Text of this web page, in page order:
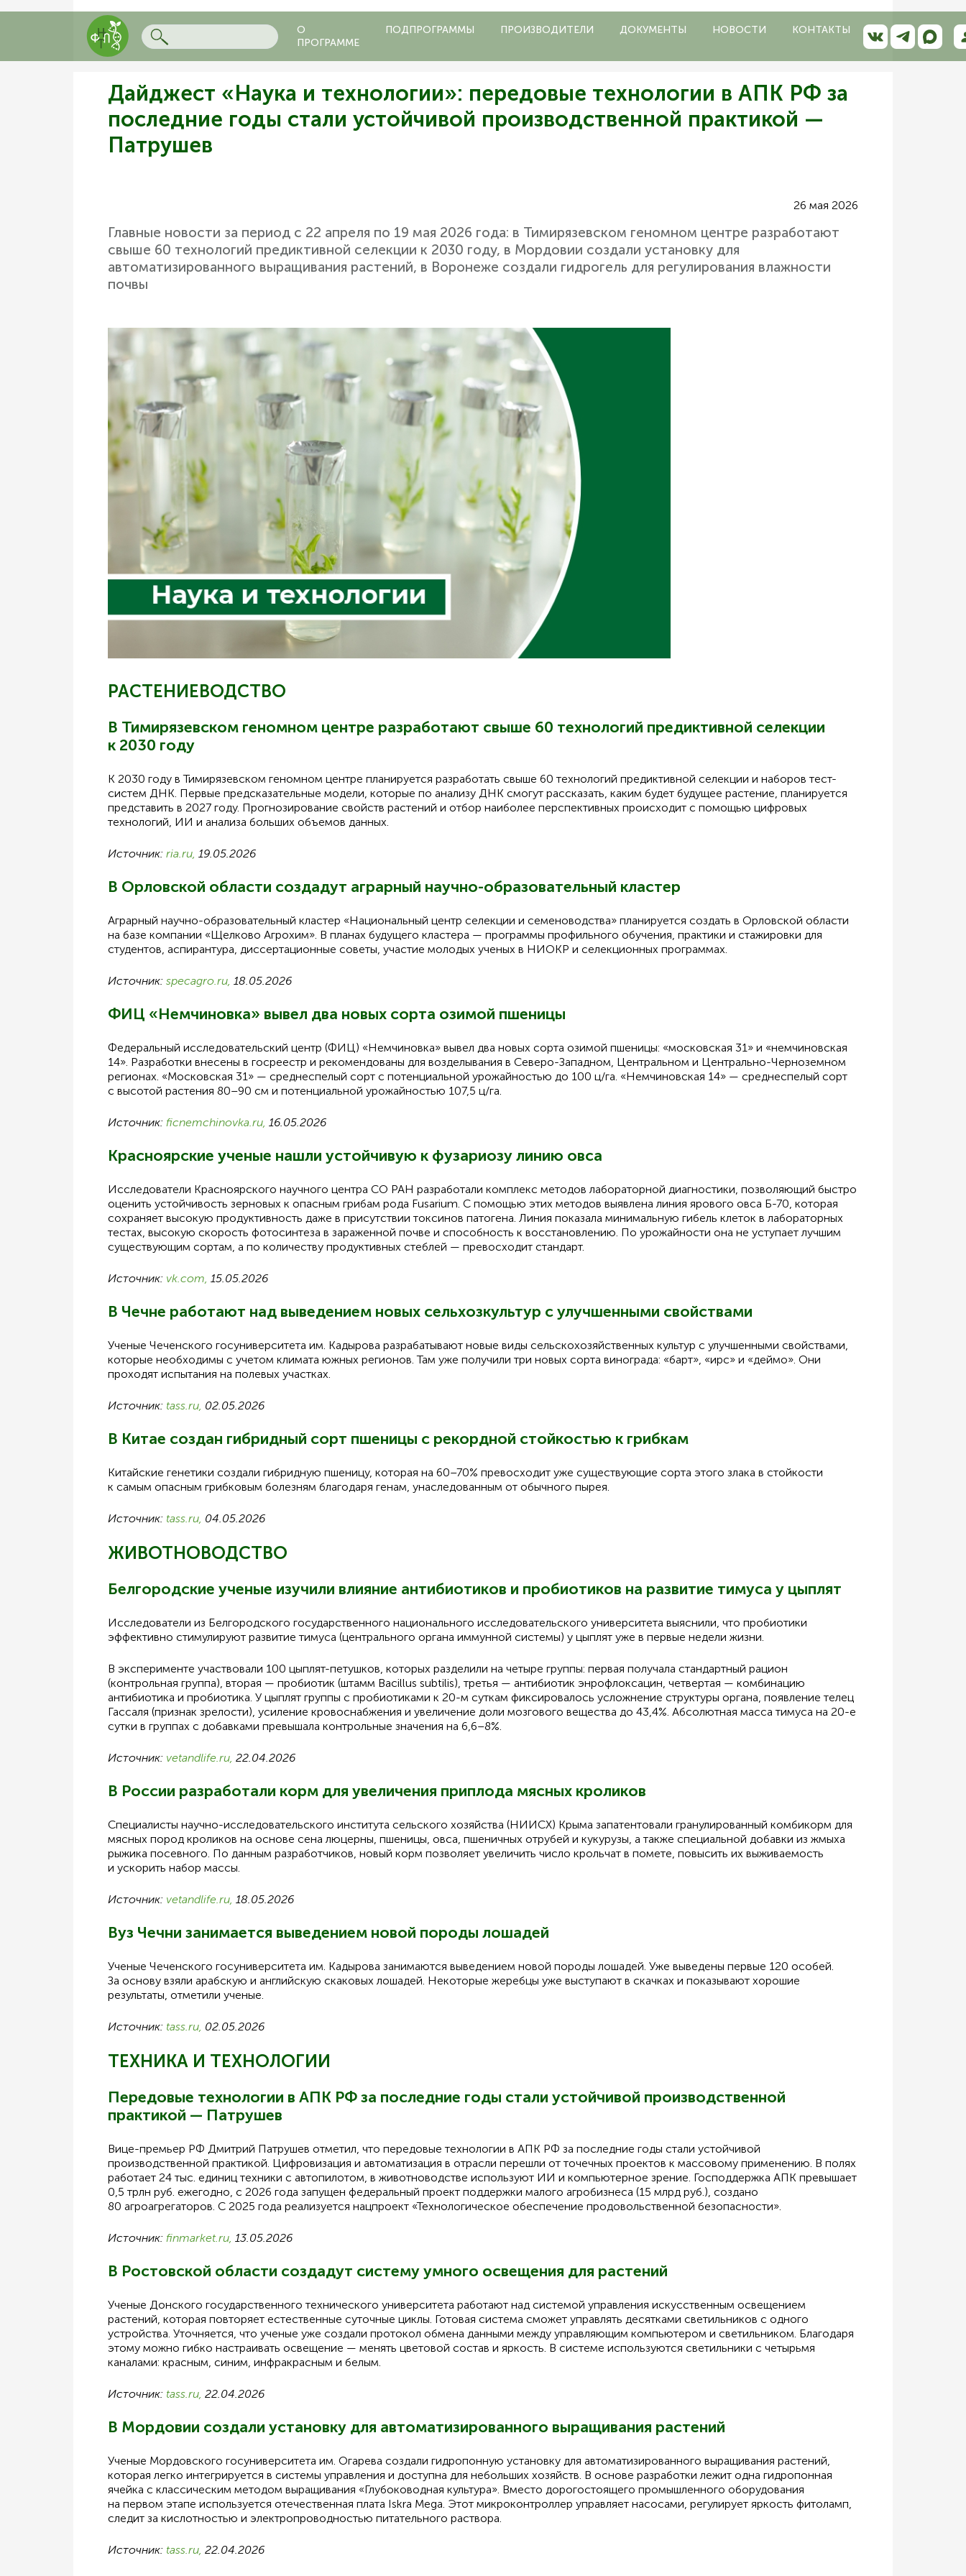
О
ПРОГРАММЕ
ПОДПРОГРАММЫ ПРОИЗВОДИТЕЛИ ДОКУМЕНТЫ НОВОСТИ КОНТАКТЫ
Дайджест «Наука и технологии»: передовые технологии в АПК РФ за
последние годы стали устойчивой производственной практикой —
Патрушев
26 мая 2026
Главные новости за период с 22 апреля по 19 мая 2026 года: в Тимирязевском геномном центре разработают
свыше 60 технологий предиктивной селекции к 2030 году, в Мордовии создали установку для
автоматизированного выращивания растений, в Воронеже создали гидрогель для регулирования влажности
почвы
РАСТЕНИЕВОДСТВО
В Тимирязевском геномном центре разработают свыше 60 технологий предиктивной селекции
к 2030 году
К 2030 году в Тимирязевском геномном центре планируется разработать свыше 60 технологий предиктивной селекции и наборов тест-
систем ДНК. Первые предсказательные модели, которые по анализу ДНК смогут рассказать, каким будет будущее растение, планируется
представить в 2027 году. Прогнозирование свойств растений и отбор наиболее перспективных происходит с помощью цифровых
технологий, ИИ и анализа больших объемов данных.
Источник: ria.ru, 19.05.2026
В Орловской области создадут аграрный научно-образовательный кластер
Аграрный научно-образовательный кластер «Национальный центр селекции и семеноводства» планируется создать в Орловской области
на базе компании «Щелково Агрохим». В планах будущего кластера — программы профильного обучения, практики и стажировки для
студентов, аспирантура, диссертационные советы, участие молодых ученых в НИОКР и селекционных программах.
Источник: specagro.ru, 18.05.2026
ФИЦ «Немчиновка» вывел два новых сорта озимой пшеницы
Федеральный исследовательский центр (ФИЦ) «Немчиновка» вывел два новых сорта озимой пшеницы: «московская 31» и «немчиновская
14». Разработки внесены в госреестр и рекомендованы для возделывания в Северо-Западном, Центральном и Центрально-Черноземном
регионах. «Московская 31» — среднеспелый сорт с потенциальной урожайностью до 100 ц/га. «Немчиновская 14» — среднеспелый сорт
с высотой растения 80–90 см и потенциальной урожайностью 107,5 ц/га.
Источник: ficnemchinovka.ru, 16.05.2026
Красноярские ученые нашли устойчивую к фузариозу линию овса
Исследователи Красноярского научного центра СО РАН разработали комплекс методов лабораторной диагностики, позволяющий быстро
оценить устойчивость зерновых к опасным грибам рода Fusarium. С помощью этих методов выявлена линия ярового овса Б-70, которая
сохраняет высокую продуктивность даже в присутствии токсинов патогена. Линия показала минимальную гибель клеток в лабораторных
тестах, высокую скорость фотосинтеза в зараженной почве и способность к восстановлению. По урожайности она не уступает лучшим
существующим сортам, а по количеству продуктивных стеблей — превосходит стандарт.
Источник: vk.com, 15.05.2026
В Чечне работают над выведением новых сельхозкультур с улучшенными свойствами
Ученые Чеченского госуниверситета им. Кадырова разрабатывают новые виды сельскохозяйственных культур с улучшенными свойствами,
которые необходимы с учетом климата южных регионов. Там уже получили три новых сорта винограда: «барт», «ирс» и «деймо». Они
проходят испытания на полевых участках.
Источник: tass.ru, 02.05.2026
В Китае создан гибридный сорт пшеницы с рекордной стойкостью к грибкам
Китайские генетики создали гибридную пшеницу, которая на 60–70% превосходит уже существующие сорта этого злака в стойкости
к самым опасным грибковым болезням благодаря генам, унаследованным от обычного пырея.
Источник: tass.ru, 04.05.2026
ЖИВОТНОВОДСТВО
Белгородские ученые изучили влияние антибиотиков и пробиотиков на развитие тимуса у цыплят
Исследователи из Белгородского государственного национального исследовательского университета выяснили, что пробиотики
эффективно стимулируют развитие тимуса (центрального органа иммунной системы) у цыплят уже в первые недели жизни.
В эксперименте участвовали 100 цыплят-петушков, которых разделили на четыре группы: первая получала стандартный рацион
(контрольная группа), вторая — пробиотик (штамм Bacillus subtilis), третья — антибиотик энрофлоксацин, четвертая — комбинацию
антибиотика и пробиотика. У цыплят группы с пробиотиками к 20-м суткам фиксировалось усложнение структуры органа, появление телец
Гассаля (признак зрелости), усиление кровоснабжения и увеличение доли мозгового вещества до 43,4%. Абсолютная масса тимуса на 20-е
сутки в группах с добавками превышала контрольные значения на 6,6–8%.
Источник: vetandlife.ru, 22.04.2026
В России разработали корм для увеличения приплода мясных кроликов
Специалисты научно-исследовательского института сельского хозяйства (НИИСХ) Крыма запатентовали гранулированный комбикорм для
мясных пород кроликов на основе сена люцерны, пшеницы, овса, пшеничных отрубей и кукурузы, а также специальной добавки из жмыха
рыжика посевного. По данным разработчиков, новый корм позволяет увеличить число крольчат в помете, повысить их выживаемость
и ускорить набор массы.
Источник: vetandlife.ru, 18.05.2026
Вуз Чечни занимается выведением новой породы лошадей
Ученые Чеченского госуниверситета им. Кадырова занимаются выведением новой породы лошадей. Уже выведены первые 120 особей.
За основу взяли арабскую и английскую скаковых лошадей. Некоторые жеребцы уже выступают в скачках и показывают хорошие
результаты, отметили ученые.
Источник: tass.ru, 02.05.2026
ТЕХНИКА И ТЕХНОЛОГИИ
Передовые технологии в АПК РФ за последние годы стали устойчивой производственной
практикой — Патрушев
Вице-премьер РФ Дмитрий Патрушев отметил, что передовые технологии в АПК РФ за последние годы стали устойчивой
производственной практикой. Цифровизация и автоматизация в отрасли перешли от точечных проектов к массовому применению. В полях
работает 24 тыс. единиц техники с автопилотом, в животноводстве используют ИИ и компьютерное зрение. Господдержка АПК превышает
0,5 трлн руб. ежегодно, с 2026 года запущен федеральный проект поддержки малого агробизнеса (15 млрд руб.), создано
80 агроагрегаторов. С 2025 года реализуется нацпроект «Технологическое обеспечение продовольственной безопасности».
Источник: finmarket.ru, 13.05.2026
В Ростовской области создадут систему умного освещения для растений
Ученые Донского государственного технического университета работают над системой управления искусственным освещением
растений, которая повторяет естественные суточные циклы. Готовая система сможет управлять десятками светильников с одного
устройства. Уточняется, что ученые уже создали протокол обмена данными между управляющим компьютером и светильником. Благодаря
этому можно гибко настраивать освещение — менять цветовой состав и яркость. В системе используются светильники с четырьмя
каналами: красным, синим, инфракрасным и белым.
Источник: tass.ru, 22.04.2026
В Мордовии создали установку для автоматизированного выращивания растений
Ученые Мордовского госуниверситета им. Огарева создали гидропонную установку для автоматизированного выращивания растений,
которая легко интегрируется в системы управления и доступна для небольших хозяйств. В основе разработки лежит одна гидропонная
ячейка с классическим методом выращивания «Глубоководная культура». Вместо дорогостоящего промышленного оборудования
на первом этапе используется отечественная плата Iskra Mega. Этот микроконтроллер управляет насосами, регулирует яркость фитоламп,
следит за кислотностью и электропроводностью питательного раствора.
Источник: tass.ru, 22.04.2026